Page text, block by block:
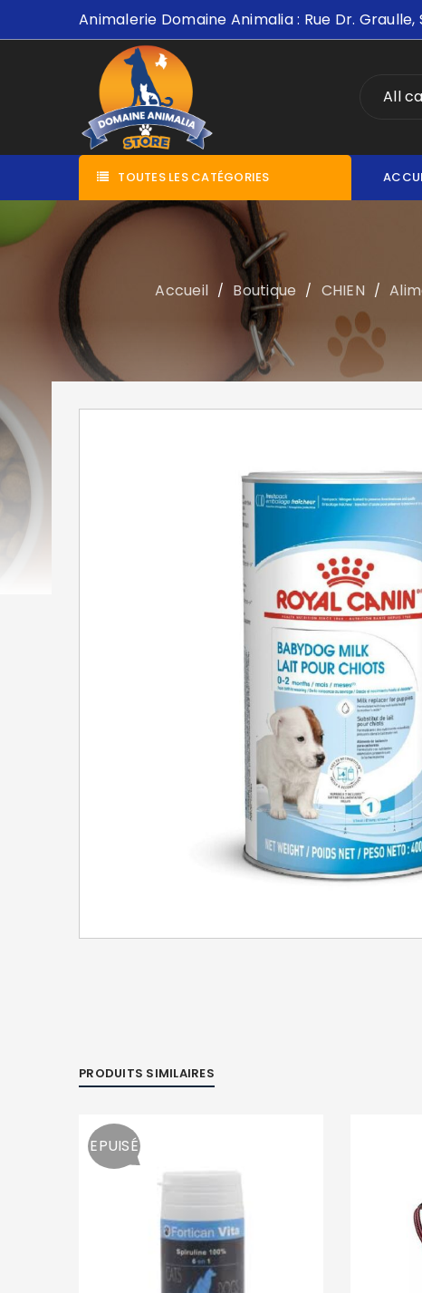
Animalerie Domaine Animalia : Rue Dr. Graulle,
All
TOUTES LES CATÉGORIES
Accueil / Boutique / CHIEN /
PRODUITS SIMILAIRES
EPUISÉ